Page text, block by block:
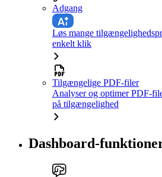
Adgang
Løs mange
enkelt klik
Tilgængelige PDF-filer
Analyser og optimer PDF-
på tilgængelighed
Dashboard-